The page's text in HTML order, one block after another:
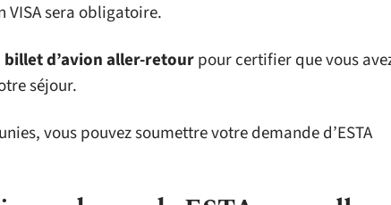
VISA sera obligatoire.
billet d’avion aller-retourpour certifier que vous
séjour.
vous pouvez soumettre votre demande d’ESTA